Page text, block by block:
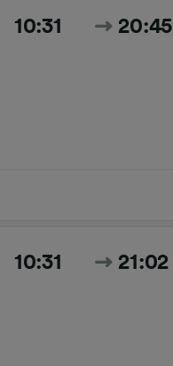
10:31 20:45
10:31 21:02